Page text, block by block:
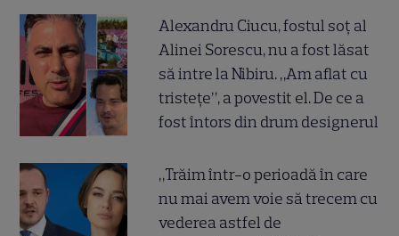
Alexandru Ciucu, fostul soț al
Alinei Sorescu, nu a fost lăsat
să intre la Nibiru. „Am aflat cu
tristețe”, a povestit el. De ce a
fost întors din drum designerul
„Trăim într-o perioadă în care
nu mai avem voie să trecem cu
vederea astfel de